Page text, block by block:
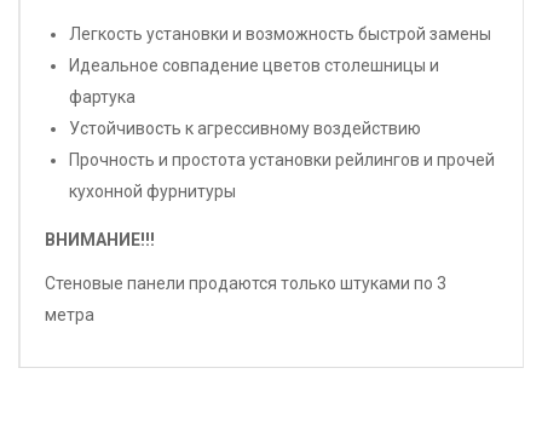
Легкость установки и возможность быстрой замены
Идеальное совпадение цветов столешницы и
фартука
Устойчивость к агрессивному воздействию
Прочность и простота установки рейлингов и прочей
кухонной фурнитуры
ВНИМАНИЕ!!!
Стеновые панели продаются только штуками по 3
метра